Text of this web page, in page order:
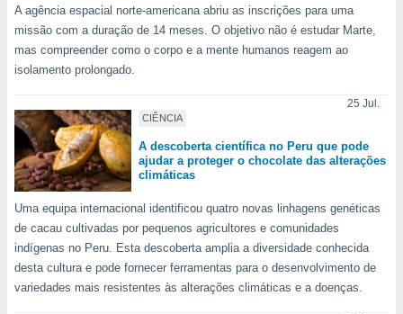
cookies
a
a
a
site
caso,
A agência espacial norte-americana abriu as inscrições para uma
missão com a duração de 14 meses. O objetivo não é estudar Marte,
mas compreender como o corpo e a mente humanos reagem ao
isolamento prolongado.
CIÊNCIA
25 Jul.
A descoberta científica no Peru que pode
ajudar a proteger o chocolate das alterações
climáticas
Uma equipa internacional identificou quatro novas linhagens genéticas
de cacau cultivadas por pequenos agricultores e comunidades
indígenas no Peru. Esta descoberta amplia a diversidade conhecida
desta cultura e pode fornecer ferramentas para o desenvolvimento de
variedades mais resistentes às alterações climáticas e a doenças.